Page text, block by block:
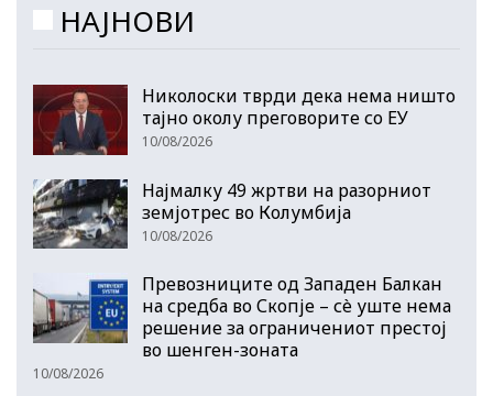
НАЈНОВИ
Николоски тврди дека нема ништо
тајно околу преговорите со ЕУ
10/08/2026
Најмалку 49 жртви на разорниот
земјотрес во Колумбија
10/08/2026
Превозниците од Западен Балкан
на средба во Скопје – сè уште нема
решение за ограничениот престој
во шенген-зоната
10/08/2026